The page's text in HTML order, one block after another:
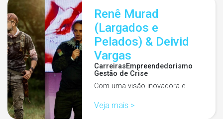
Renê Murad
(Largados e
Pelados) & Deivid
Vargas
CarreirasEmpreendedorismo
Gestão de Crise
Com uma visão inovadora e
referência em desenvolvimento
Veja mais >